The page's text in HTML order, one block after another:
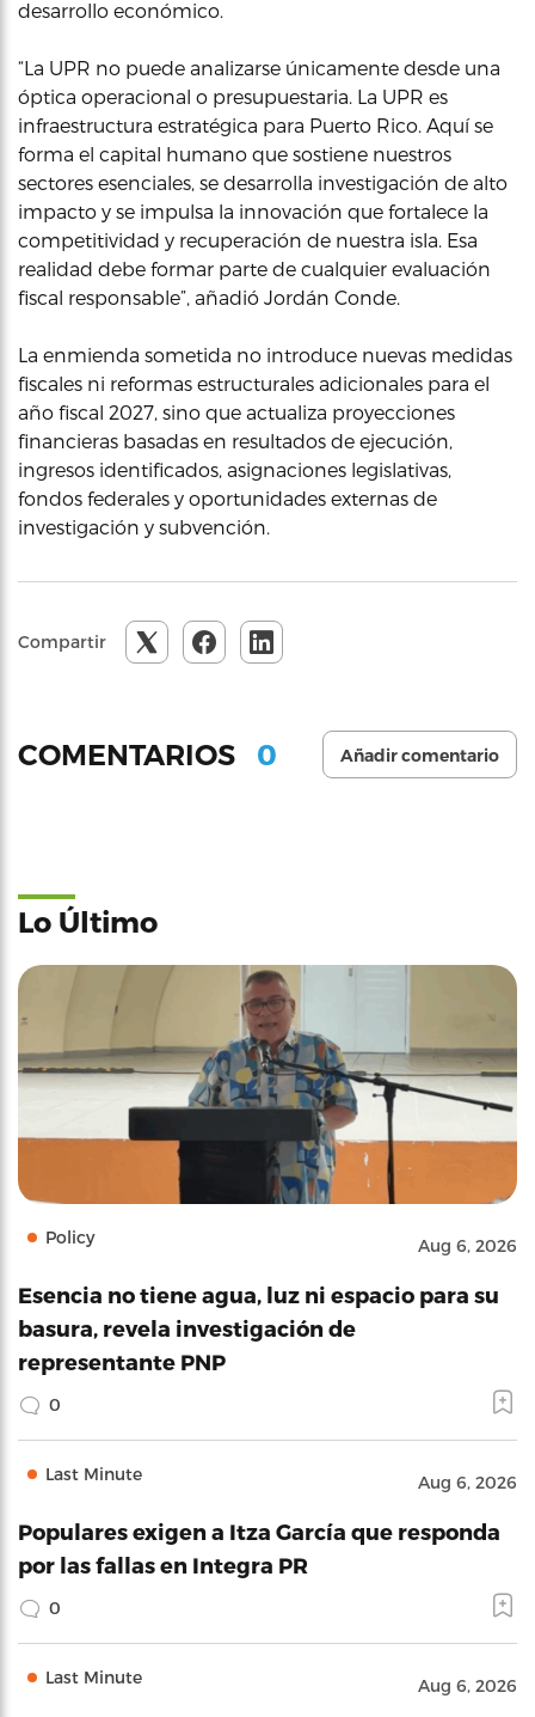
desarrollo económico.
“La UPR no puede analizarse únicamente desde una
óptica operacional o presupuestaria. La UPR es
infraestructura estratégica para Puerto Rico. Aquí se
forma el capital humano que sostiene nuestros
sectores esenciales, se desarrolla investigación de alto
impacto y se impulsa la innovación que fortalece la
competitividad y recuperación de nuestra isla. Esa
realidad debe formar parte de cualquier evaluación
fiscal responsable”, añadió Jordán Conde.
La enmienda sometida no introduce nuevas medidas
fiscales ni reformas estructurales adicionales para el
año fiscal 2027, sino que actualiza proyecciones
financieras basadas en resultados de ejecución,
ingresos identificados, asignaciones legislativas,
fondos federales y oportunidades externas de
investigación y subvención.
Compartir
COMENTARIOS 0 Añadir comentario
Lo Último
Policy Aug 6, 2026
Esencia no tiene agua, luz ni espacio para su
basura, revela investigación de
representante PNP
0
Last Minute Aug 6, 2026
Populares exigen a Itza García que responda
por las fallas en Integra PR
0
Last Minute Aug 6, 2026